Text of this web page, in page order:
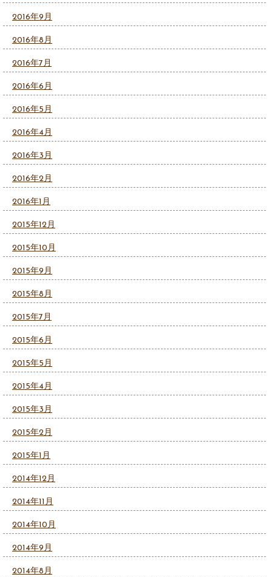
2016年9月
2016年8月
2016年7月
2016年6月
2016年5月
2016年4月
2016年3月
2016年2月
2016年1月
2015年12月
2015年10月
2015年9月
2015年8月
2015年7月
2015年6月
2015年5月
2015年4月
2015年3月
2015年2月
2015年1月
2014年12月
2014年11月
2014年10月
2014年9月
2014年8月